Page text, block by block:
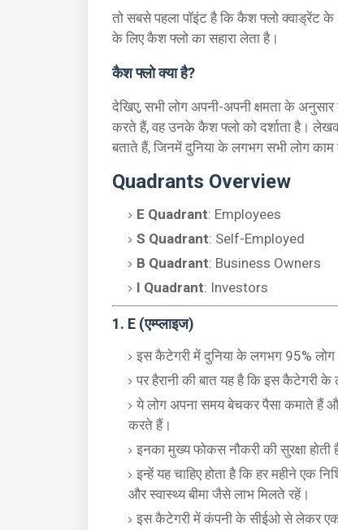
तो सबसे पहला पॉइंट है कि कैश फ्लो क्वाड्रेंट
के लिए कैश फ्लो का सहारा लेता है।
कैश फ्लो क्या है?
देखिए, सभी लोग अपनी-अपनी क्षमता के
करते हैं, वह उनके कैश फ्लो को दर्शाता है।
बताते हैं, जिनमें दुनिया के लगभग सभी लोग
Quadrants Overview
E Quadrant: Employees
S Quadrant: Self-Employed
B Quadrant: Business Owners
I Quadrant: Investors
1. E (एम्प्लाइज)
इस कैटेगरी में दुनिया के लगभग 95%
पर हैरानी की बात यह है कि इस कैटेगरी के
ये लोग अपना समय बेचकर पैसा कमाते हैं
करते हैं।
इनका मुख्य फोकस नौकरी की सुरक्षा
इन्हें यह चाहिए होता है कि हर महीने एक
और स्वास्थ्य बीमा जैसे लाभ मिलते रहें।
इस कैटेगरी में कंपनी के सीईओ से लेकर एक